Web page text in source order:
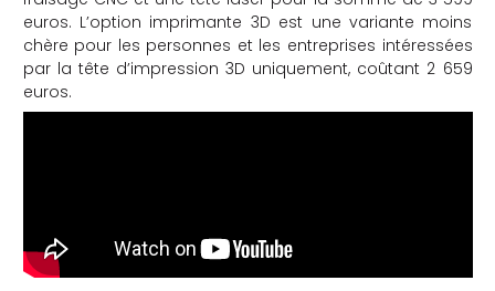
euros. L’option imprimante 3D est une variante moins
chère pour les personnes et les entreprises intéressées
par la tête d’impression 3D uniquement, coûtant 2 659
euros.